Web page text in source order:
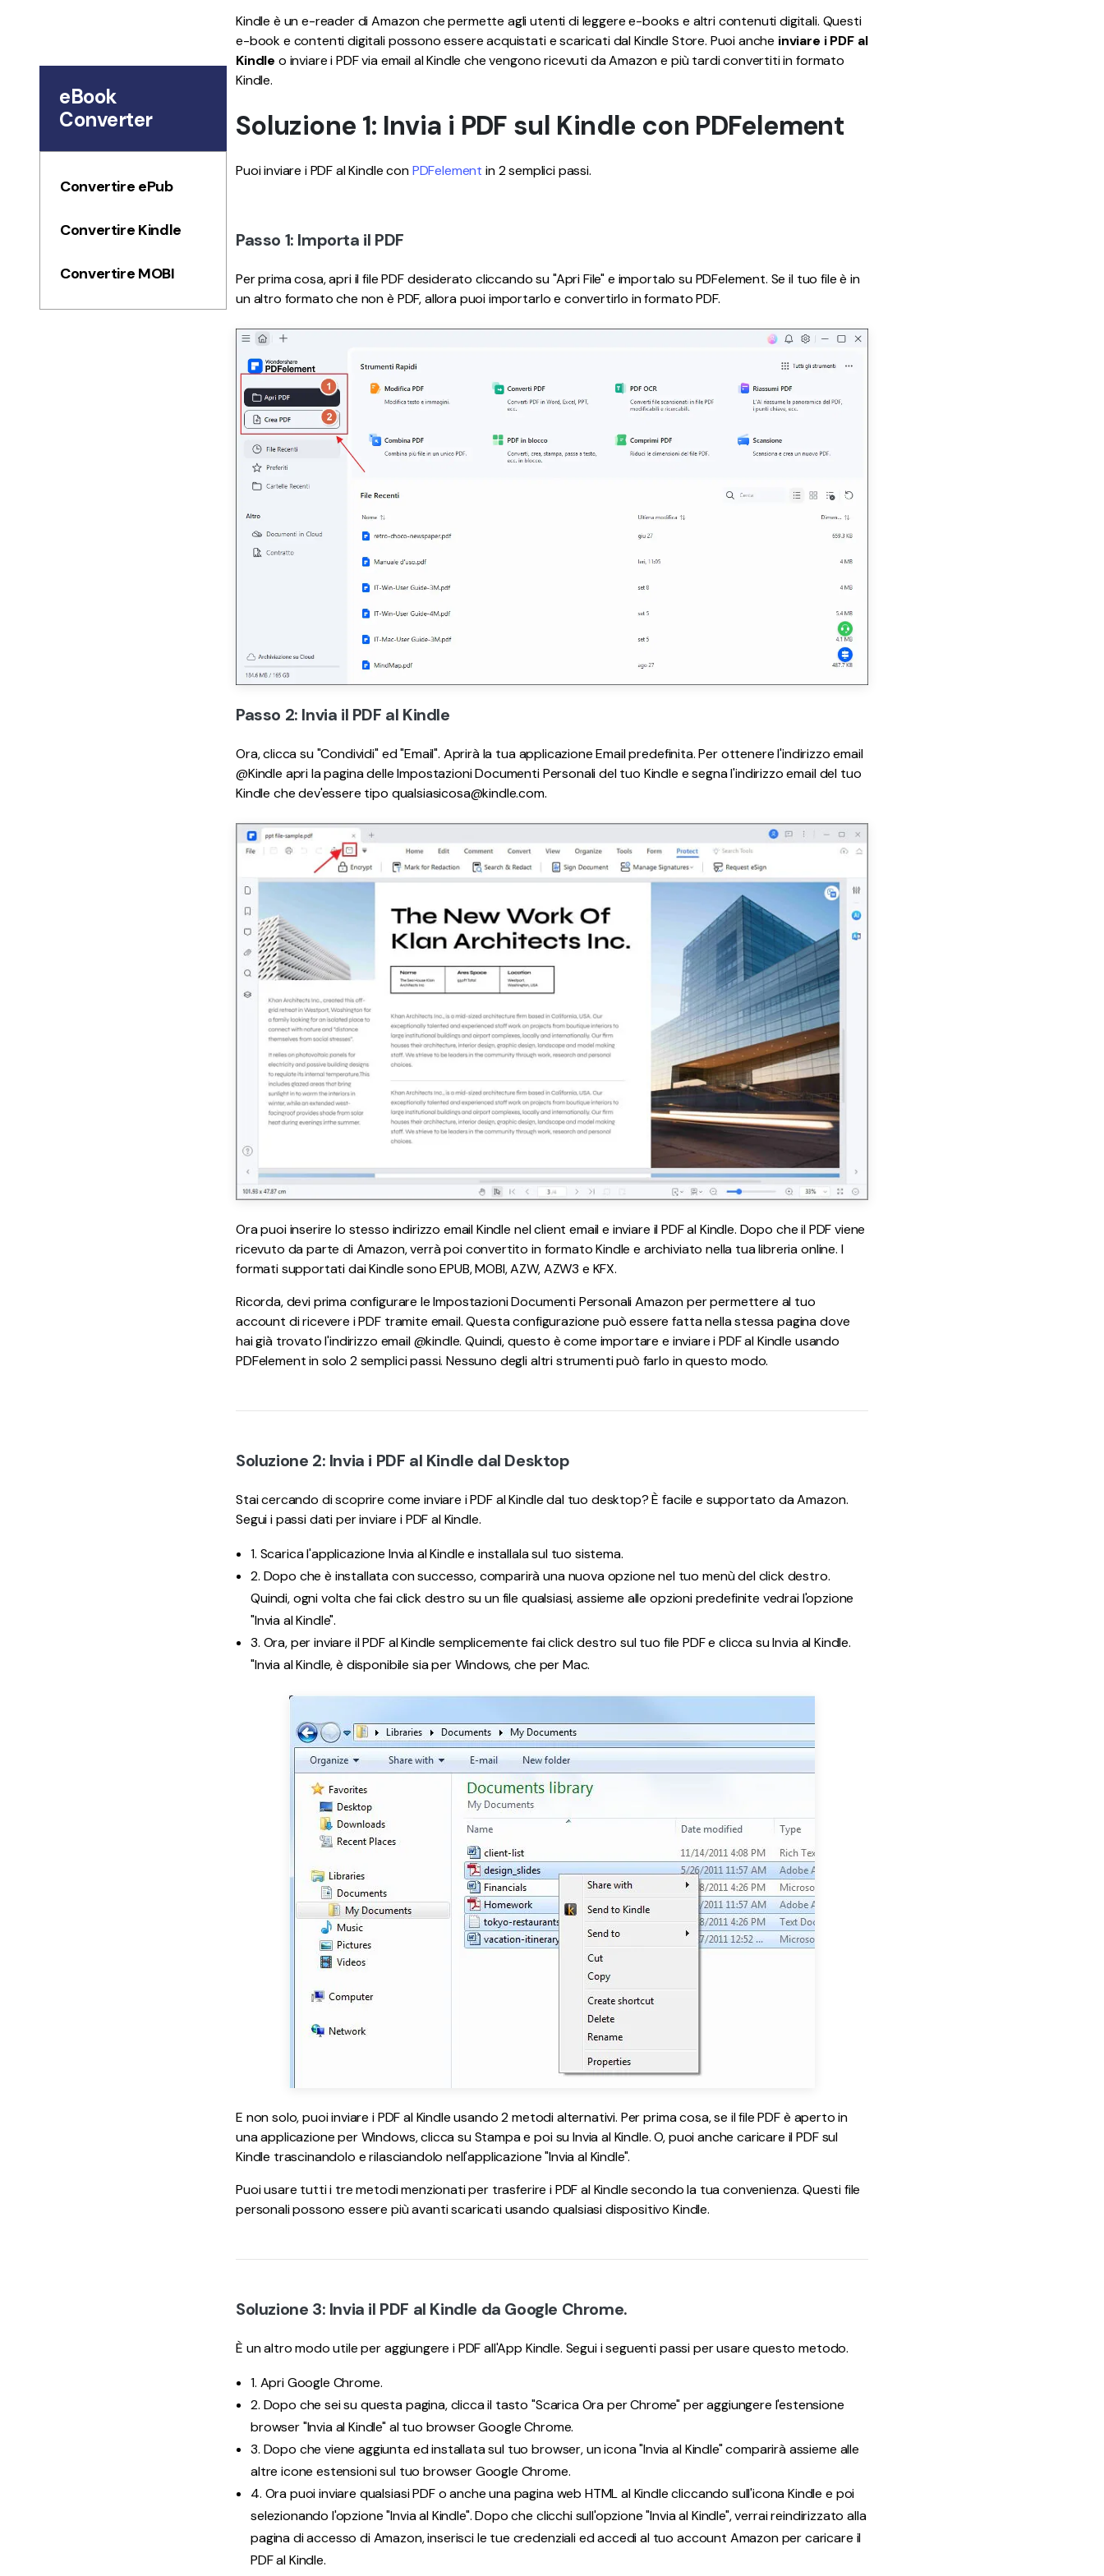
Pubblicazione
Freelancer
Video
Kindle è un e-reader di Amazon che permette agli utenti di leggere e-books e altri contenuti digitali. Questi
e-book e contenti digitali possono essere acquistati e scaricati dal Kindle Store. Puoi anche inviare i PDF al
Kindle o inviare i PDF via email al Kindle che vengono ricevuti da Amazon e più tardi convertiti in formato
Kindle.
Soluzione 1: Invia i PDF sul Kindle con PDFelement
Puoi inviare i PDF al Kindle conPDFelement in 2 semplici passi.
Passo 1: Importa il PDF
Per prima cosa, apri il file PDF desiderato cliccando su "Apri File" e importalo su PDFelement. Se il tuo file è in
un altro formato che non è PDF, allora puoi importarlo e convertirlo in formato PDF.
Passo 2: Invia il PDF al Kindle
Ora, clicca su "Condividi" ed "Email". Aprirà la tua applicazione Email predefinita. Per ottenere l'indirizzo email
@Kindle apri la pagina delle Impostazioni Documenti Personali del tuo Kindle e segna l'indirizzo email del tuo
Kindle che dev'essere tipo qualsiasicosa@kindle.com.
Ora puoi inserire lo stesso indirizzo email Kindle nel client email e inviare il PDF al Kindle. Dopo che il PDF viene
ricevuto da parte di Amazon, verrà poi convertito in formato Kindle e archiviato nella tua libreria online. I
formati supportati dai Kindle sono EPUB, MOBI, AZW, AZW3 e KFX.
Ricorda, devi prima configurare le Impostazioni Documenti Personali Amazon per permettere al tuo
account di ricevere i PDF tramite email. Questa configurazione può essere fatta nella stessa pagina dove
hai già trovato l'indirizzo email @kindle. Quindi, questo è come importare e inviare i PDF al Kindle usando
PDFelement in solo 2 semplici passi. Nessuno degli altri strumenti può farlo in questo modo.
Soluzione 2: Invia i PDF al Kindle dal Desktop
Stai cercando di scoprire come inviare i PDF al Kindle dal tuo desktop? È facile e supportato da Amazon.
Segui i passi dati per inviare i PDF al Kindle.
1. Scarica l'applicazione Invia al Kindle e installala sul tuo sistema.
2. Dopo che è installata con successo, comparirà una nuova opzione nel tuo menù del click destro.
Quindi, ogni volta che fai click destro su un file qualsiasi, assieme alle opzioni predefinite vedrai l'opzione
"Invia al Kindle".
3. Ora, per inviare il PDF al Kindle semplicemente fai click destro sul tuo file PDF e clicca su Invia al Kindle.
"Invia al Kindle, è disponibile sia per Windows, che per Mac.
E non solo, puoi inviare i PDF al Kindle usando 2 metodi alternativi. Per prima cosa, se il file PDF è aperto in
una applicazione per Windows, clicca su Stampa e poi su Invia al Kindle. O, puoi anche caricare il PDF sul
Kindle trascinandolo e rilasciandolo nell'applicazione "Invia al Kindle".
Puoi usare tutti i tre metodi menzionati per trasferire i PDF al Kindle secondo la tua convenienza. Questi file
personali possono essere più avanti scaricati usando qualsiasi dispositivo Kindle.
Soluzione 3: Invia il PDF al Kindle da Google Chrome.
È un altro modo utile per aggiungere i PDF all'App Kindle. Segui i seguenti passi per usare questo metodo.
1. Apri Google Chrome.
2. Dopo che sei su questa pagina, clicca il tasto "Scarica Ora per Chrome" per aggiungere l'estensione
browser "Invia al Kindle" al tuo browser Google Chrome.
3. Dopo che viene aggiunta ed installata sul tuo browser, un icona "Invia al Kindle" comparirà assieme alle
altre icone estensioni sul tuo browser Google Chrome.
4. Ora puoi inviare qualsiasi PDF o anche una pagina web HTML al Kindle cliccando sull'icona Kindle e poi
selezionando l'opzione "Invia al Kindle". Dopo che clicchi sull'opzione "Invia al Kindle", verrai reindirizzato alla
pagina di accesso di Amazon, inserisci le tue credenziali ed accedi al tuo account Amazon per caricare il
PDF al Kindle.
eBook
Converter
Convertire ePub
Convertire Kindle
Convertire MOBI